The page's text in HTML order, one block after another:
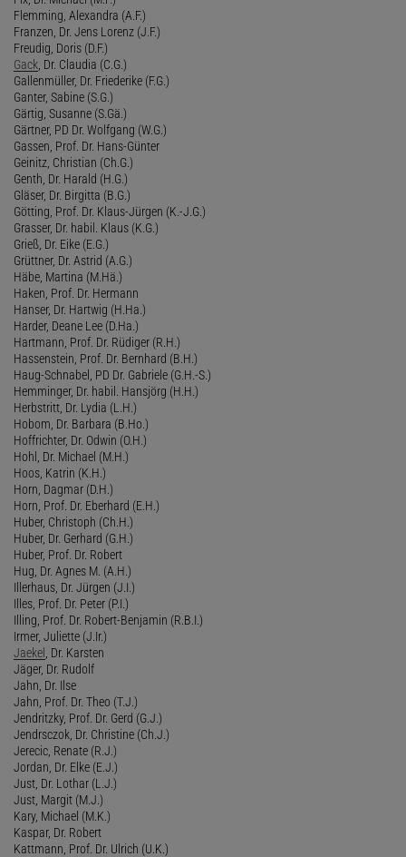
Flemming, Alexandra (A.F.)
Franzen, Dr. Jens Lorenz (J.F.)
Freudig, Doris (D.F.)
Gack , Dr. Claudia (C.G.)
Gallenmüller, Dr. Friederike (F.G.)
Ganter, Sabine (S.G.)
Gärtig, Susanne (S.Gä.)
Gärtner, PD Dr. Wolfgang (W.G.)
Gassen, Prof. Dr. Hans-Günter
Geinitz, Christian (Ch.G.)
Genth, Dr. Harald (H.G.)
Gläser, Dr. Birgitta (B.G.)
Götting, Prof. Dr. Klaus-Jürgen (K.-J.G.)
Grasser, Dr. habil. Klaus (K.G.)
Grieß, Dr. Eike (E.G.)
Grüttner, Dr. Astrid (A.G.)
Häbe, Martina (M.Hä.)
Haken, Prof. Dr. Hermann
Hanser, Dr. Hartwig (H.Ha.)
Harder, Deane Lee (D.Ha.)
Hartmann, Prof. Dr. Rüdiger (R.H.)
Hassenstein, Prof. Dr. Bernhard (B.H.)
Haug-Schnabel, PD Dr. Gabriele (G.H.-S.)
Hemminger, Dr. habil. Hansjörg (H.H.)
Herbstritt, Dr. Lydia (L.H.)
Hobom, Dr. Barbara (B.Ho.)
Hoffrichter, Dr. Odwin (O.H.)
Hohl, Dr. Michael (M.H.)
Hoos, Katrin (K.H.)
Horn, Dagmar (D.H.)
Horn, Prof. Dr. Eberhard (E.H.)
Huber, Christoph (Ch.H.)
Huber, Dr. Gerhard (G.H.)
Huber, Prof. Dr. Robert
Hug, Dr. Agnes M. (A.H.)
Illerhaus, Dr. Jürgen (J.I.)
Illes, Prof. Dr. Peter (P.I.)
Illing, Prof. Dr. Robert-Benjamin (R.B.I.)
Irmer, Juliette (J.Ir.)
Jaekel
, Dr. Karsten
Jäger, Dr. Rudolf
Jahn, Dr. Ilse
Jahn, Prof. Dr. Theo (T.J.)
Jendritzky, Prof. Dr. Gerd (G.J.)
Jendrsczok, Dr. Christine (Ch.J.)
Jerecic, Renate (R.J.)
Jordan, Dr. Elke (E.J.)
Just, Dr. Lothar (L.J.)
Just, Margit (M.J.)
Kary, Michael (M.K.)
Kaspar, Dr. Robert
Kattmann, Prof. Dr. Ulrich (U.K.)